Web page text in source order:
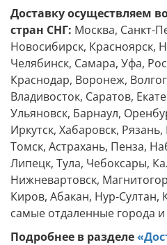
Доставку осуществляем
стран СНГ: Москва, Санкт-
Новосибирск, Красноярск,
Челябинск, Самара, Уфа,
Краснодар, Воронеж,
Владивосток, Саратов,
Ульяновск, Барнаул,
Иркутск, Хабаровск,
Томск, Астрахань, Пенза,
Липецк, Тула, Чебоксары,
Нижневартовск,
Киров, Абакан, Нур-Султан,
самые отдаленные города
Подробнее в разделе